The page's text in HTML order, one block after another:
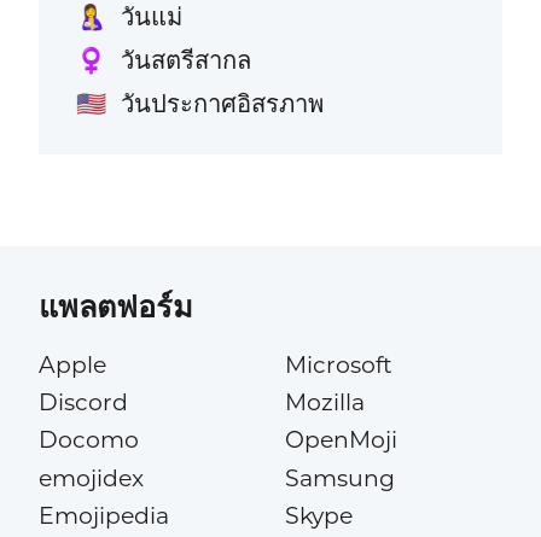
🤱 วันแม่
♀️ วันสตรีสากล
🇺🇸 วันประกาศอิสรภาพ
แพลตฟอร์ม
Apple
Discord
Docomo
emojidex
Emojipedia
Microsoft
Mozilla
OpenMoji
Samsung
Skype